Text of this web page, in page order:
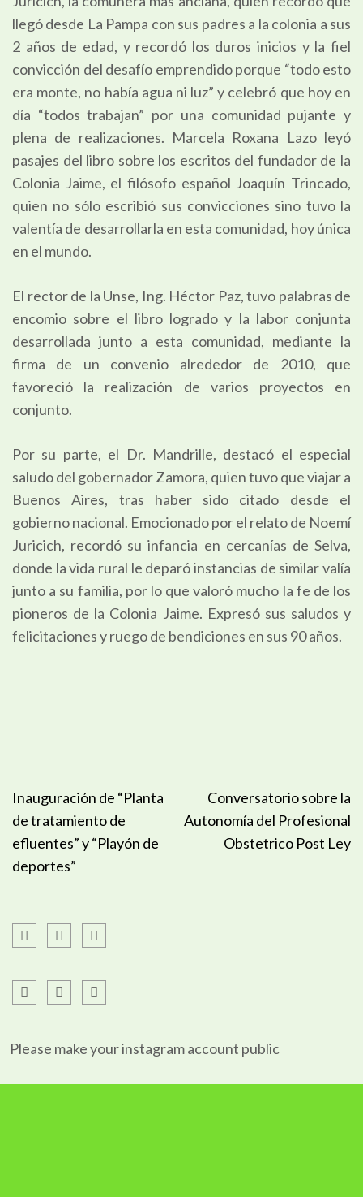
llegó desde La Pampa con sus padres a la colonia a sus
2 años de edad, y recordó los duros inicios y la fiel
convicción del desafío emprendido porque “todo esto
era monte, no había agua ni luz” y celebró que hoy en
día “todos trabajan” por una comunidad pujante y
plena de realizaciones. Marcela Roxana Lazo leyó
pasajes del libro sobre los escritos del fundador de la
Colonia Jaime, el filósofo español Joaquín Trincado,
quien no sólo escribió sus convicciones sino tuvo la
valentía de desarrollarla en esta comunidad, hoy única
en el mundo.
El rector de la Unse, Ing. Héctor Paz, tuvo palabras de
encomio sobre el libro logrado y la labor conjunta
desarrollada junto a esta comunidad, mediante la
firma de un convenio alrededor de 2010, que
favoreció la realización de varios proyectos en
conjunto.
Por su parte, el Dr. Mandrille, destacó el especial
saludo del gobernador Zamora, quien tuvo que viajar a
Buenos Aires, tras haber sido citado desde el
gobierno nacional. Emocionado por el relato de Noemí
Juricich, recordó su infancia en cercanías de Selva,
donde la vida rural le deparó instancias de similar valía
junto a su familia, por lo que valoró mucho la fe de los
pioneros de la Colonia Jaime. Expresó sus saludos y
felicitaciones y ruego de bendiciones en sus 90 años.
Navegación
de
entradas
Inauguración de “Planta
de tratamiento de
efluentes” y “Playón de
deportes”
Conversatorio sobre la
Autonomía del Profesional
Obstetrico Post Ley
Please make your instagram account public